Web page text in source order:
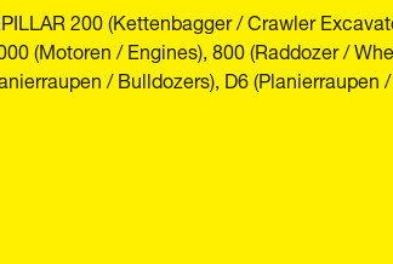
200 (Kettenbagger / Crawler
(Motoren / Engines), 800 (Raddozer /
/ Bulldozers), D6 (Planierraupen